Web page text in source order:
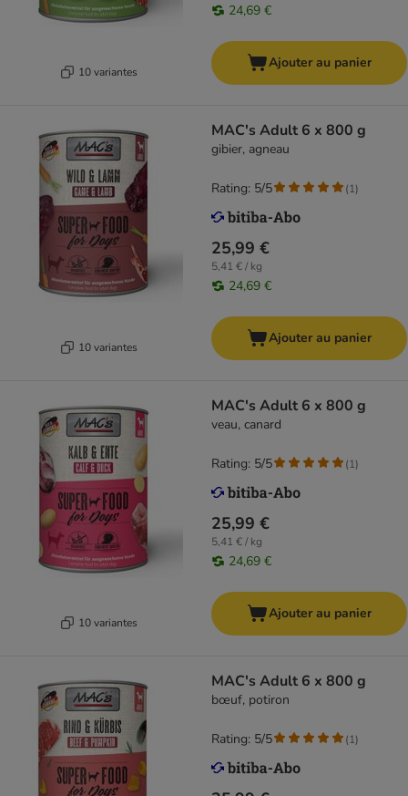
10 variantes
24,69 €
Ajouter au panier
10 variantes
MAC's Adult 6 x 800 g
gibier, agneau
25,99 €
5,41 € / kg
24,69 €
Rating: 5/5 (1)
Ajouter au panier
10 variantes
MAC's Adult 6 x 800 g
veau, canard
25,99 €
5,41 € / kg
24,69 €
Rating: 5/5 (1)
Ajouter au panier
MAC's Adult 6 x 800 g
bœuf, potiron
Rating: 5/5 (1)